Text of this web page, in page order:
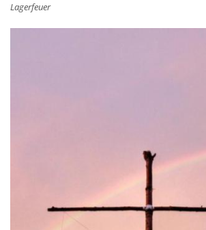
Lagerfeuer